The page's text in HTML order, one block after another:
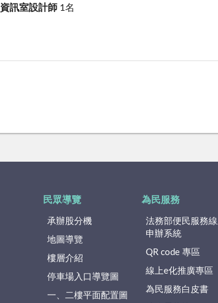
資訊室設計師 1名
民眾導覽
承辦股分機
地圖導覽
樓層介紹
停車場入口導覽圖
一、二樓平面配置圖
為民服務
法務部便民服務
申辦系統
QR code 專區
線上e化推廣專區
為民服務白皮書